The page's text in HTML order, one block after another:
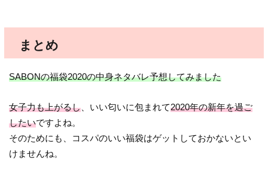
まとめ
SABONの福袋2020の中身ネタバレ予想してみました
女子力も上がるし 、いい匂いに包まれて2020年の新年を過ご
したいですよね。
そのためにも、コスパのいい福袋はゲットしておかないとい
けませんね。